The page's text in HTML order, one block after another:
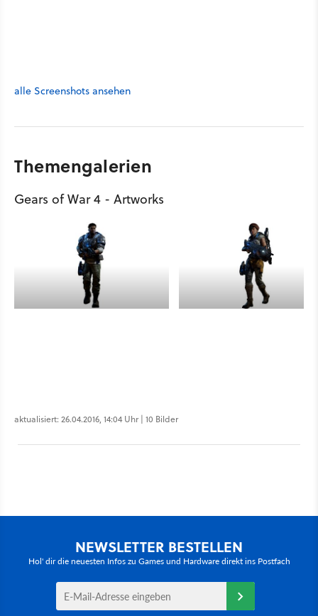
alle Screenshots ansehen
Themengalerien
Gears of War 4 - Artworks
aktualisiert: 26.04.2016, 14:04 Uhr | 10 Bilder
NEWSLETTER BESTELLEN
Hol' dir die neuesten Infos zu Games und Hardware direkt ins Postfach